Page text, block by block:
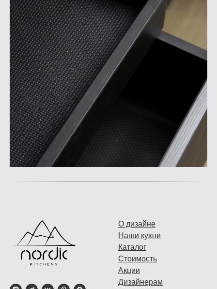
О дизайне
Наши кухни
Каталог
Стоимость
Акции
Дизайнерам